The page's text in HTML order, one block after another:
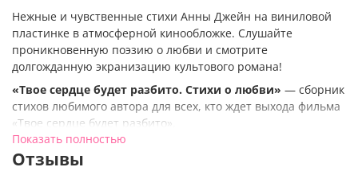
Нежные и чувственные стихи Анны Джейн на виниловой
пластинке в атмосферной кинообложке. Слушайте
проникновенную поэзию о любви и смотрите
долгожданную экранизацию культового романа!
«Твое сердце будет разбито. Стихи о любви» — сборник
стихов любимого автора для всех, кто ждет выхода фильма
«Твое сердце будет разбито».
Стихотворение «Письмо Росы» прозвучит в авторском
исполнении — это уникальная возможность услышать все
Показать полностью
Отзывы